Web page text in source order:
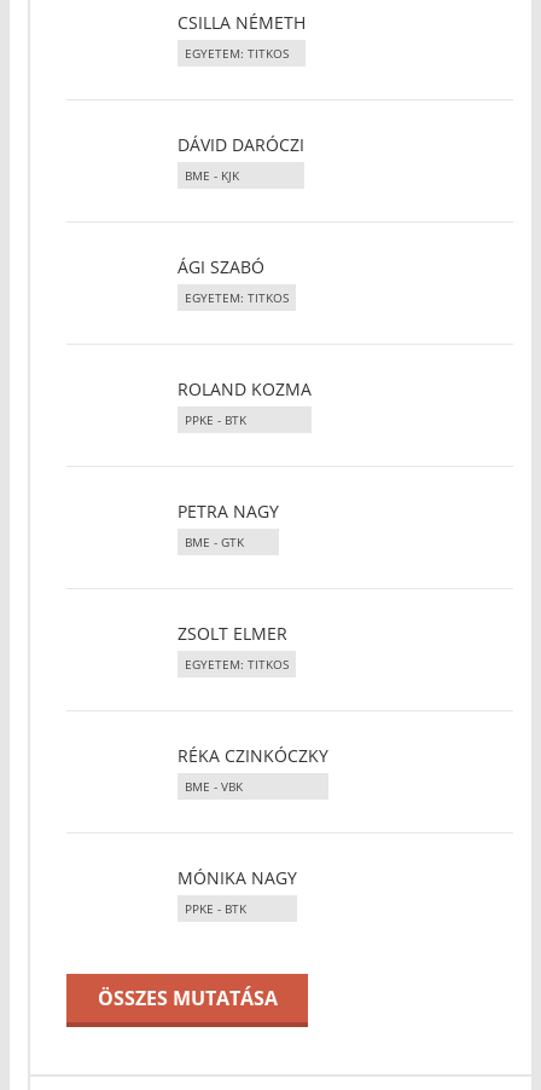
CSILLA NÉMETH
EGYETEM: TITKOS
DÁVID DARÓCZI
BME - KJK
ÁGI SZABÓ
EGYETEM: TITKOS
ROLAND KOZMA
PPKE - BTK
PETRA NAGY
BME - GTK
ZSOLT ELMER
EGYETEM: TITKOS
RÉKA CZINKÓCZKY
BME - VBK
MÓNIKA NAGY
PPKE - BTK
ÖSSZES MUTATÁSA